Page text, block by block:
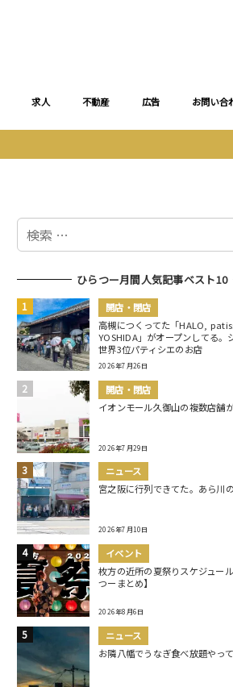
求人 不動産 広告 お問い合
検
ひらつー月間人気記事ベスト10
開店・閉店
高槻につくってた「HALO,
YOSHIDA」がオープンしてる。
世界3位パティシエのお店
2026年7月26日
開店・閉店
イオンモール久御山の複数店舗
2026年7月29日
ニュース
宮之阪に行列できてた。あら川
2026年7月10日
イベント
枚方の近所の夏祭りスケジュー
つーまとめ】
2026年8月6日
ニュース
お隣八幡でうなぎ食べ放題やって